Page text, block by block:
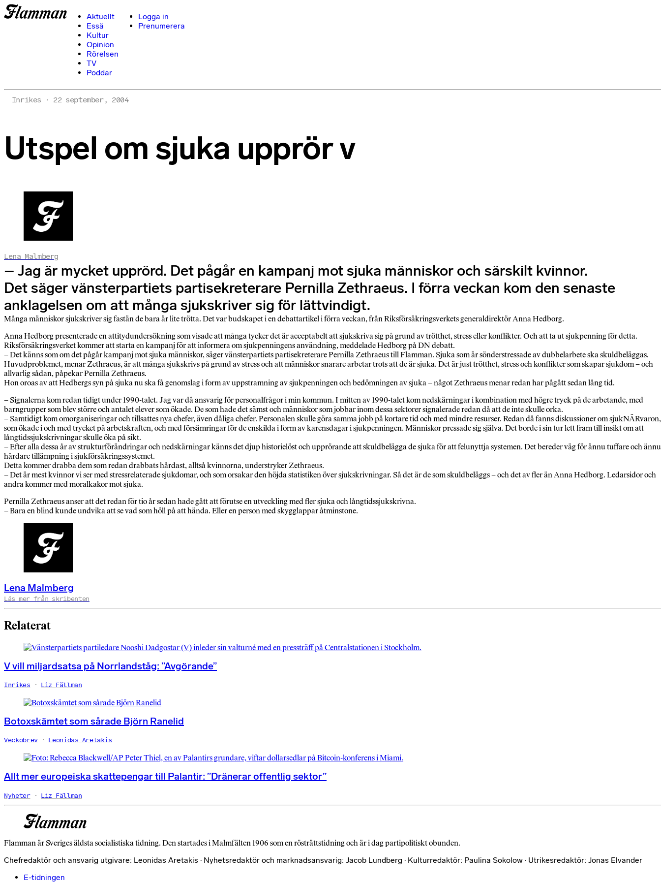
Aktuellt
Essä
Kultur
Opinion
Rörelsen
TV
Poddar
Logga in
Prenumerera
Inrikes 22 september, 2004
Utspel om sjuka upprör v
Lena Malmberg
– Jag är mycket upprörd. Det pågår en kampanj mot sjuka människor och särskilt kvinnor.
Det säger vänsterpartiets partisekreterare Pernilla Zethraeus. I förra veckan kom den senaste
anklagelsen om att många sjukskriver sig för lättvindigt.
Många människor sjukskriver sig fastän de bara är lite trötta. Det var budskapet i en debattartikel i förra veckan, från Riksförsäkringsverkets generaldirektör Anna Hedborg.
Anna Hedborg presenterade en attitydundersökning som visade att många tycker det är acceptabelt att sjukskriva sig på grund av trötthet, stress eller konflikter. Och att ta ut sjukpenning för detta.
Riksförsäkringsverket kommer att starta en kampanj för att informera om sjukpenningens användning, meddelade Hedborg på DN debatt.
– Det känns som om det pågår kampanj mot sjuka människor, säger vänsterpartiets partisekreterare Pernilla Zethraeus till Flamman. Sjuka som är sönderstressade av dubbelarbete ska skuldbeläggas.
Huvudproblemet, menar Zethraeus, är att många sjukskrivs på grund av stress och att människor snarare arbetar trots att de är sjuka. Det är just trötthet, stress och konflikter som skapar sjukdom – och
allvarlig sådan, påpekar Pernilla Zethraeus.
Hon oroas av att Hedbergs syn på sjuka nu ska få genomslag i form av uppstramning av sjukpenningen och bedömningen av sjuka – något Zethraeus menar redan har pågått sedan lång tid.
– Signalerna kom redan tidigt under 1990-talet. Jag var då ansvarig för personalfrågor i min kommun. I mitten av 1990-talet kom nedskärningar i kombination med högre tryck på de arbetande, med
barngrupper som blev större och antalet elever som ökade. De som hade det sämst och människor som jobbar inom dessa sektorer signalerade redan då att de inte skulle orka.
– Samtidigt kom omorganiseringar och tillsattes nya chefer, även dåliga chefer. Personalen skulle göra samma jobb på kortare tid och med mindre resurser. Redan då fanns diskussioner om sjukNÄRvaron,
som ökade i och med trycket på arbetskraften, och med försämringar för de enskilda i form av karensdagar i sjukpenningen. Människor pressade sig själva. Det borde i sin tur lett fram till insikt om att
långtidssjukskrivningar skulle öka på sikt.
– Efter alla dessa år av strukturförändringar och nedskärningar känns det djup historielöst och upprörande att skuldbelägga de sjuka för att felunyttja systemen. Det bereder väg för ännu tuffare och ännu
hårdare tillämpning i sjukförsäkringssystemet.
Detta kommer drabba dem som redan drabbats hårdast, alltså kvinnorna, understryker Zethraeus.
– Det är mest kvinnor vi ser med stressrelaterade sjukdomar, och som orsakar den höjda statistiken över sjukskrivningar. Så det är de som skuldbeläggs – och det av fler än Anna Hedborg. Ledarsidor och
andra kommer med moralkakor mot sjuka.
Pernilla Zethraeus anser att det redan för tio år sedan hade gått att förutse en utveckling med fler sjuka och långtidssjukskrivna.
– Bara en blind kunde undvika att se vad som höll på att hända. Eller en person med skygglappar åtminstone.
Lena Malmberg
Läs mer från skribenten
Relaterat
V vill miljardsatsa på Norrlandståg: ”Avgörande”
Inrikes Liz Fällman
Botoxskämtet som sårade Björn Ranelid
Veckobrev Leonidas Aretakis
Allt mer europeiska skattepengar till Palantir: ”Dränerar offentlig sektor”
Nyheter Liz Fällman
Flamman är Sveriges äldsta socialistiska tidning. Den startades i Malmfälten 1906 som en rösträttstidning och är i dag partipolitiskt obunden.
Chefredaktör och ansvarig utgivare: Leonidas Aretakis · Nyhetsredaktör och marknadsansvarig: Jacob Lundberg · Kulturredaktör: Paulina Sokolow · Utrikesredaktör: Jonas Elvander
E-tidningen